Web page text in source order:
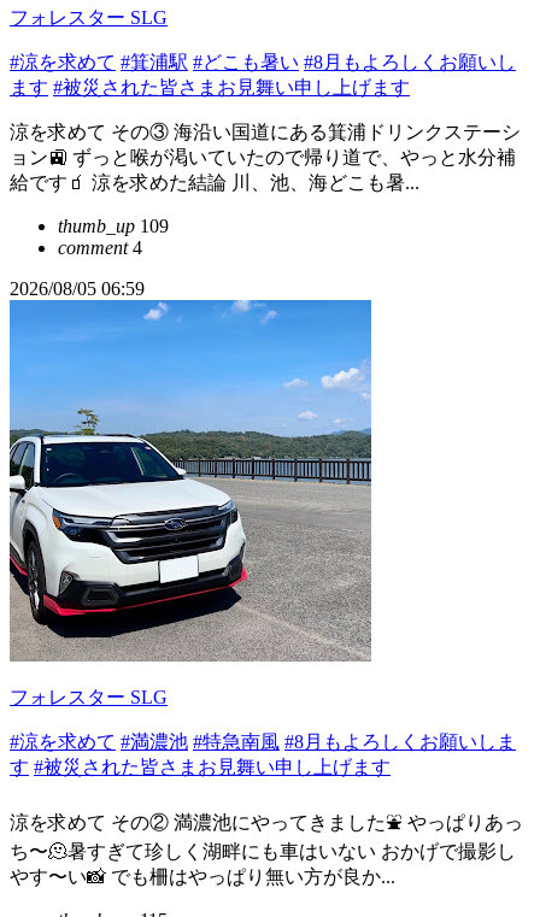
フォレスター SLG
#涼を求めて #箕浦駅 #どこも暑い #8月もよろしくお願いし
ます #被災された皆さまお見舞い申し上げます
涼を求めて その③ 海沿い国道にある箕浦ドリンクステーシ
ョン🚉 ずっと喉が渇いていたので帰り道で、やっと水分補
給です🧃 涼を求めた結論 川、池、海どこも暑...
thumb_up 109
comment4
2026/08/05 06:59
フォレスター SLG
#涼を求めて #満濃池 #特急南風 #8月もよろしくお願いしま
す #被災された皆さまお見舞い申し上げます
涼を求めて その② 満濃池にやってきました⛲️ やっぱりあっ
ち〜🫠暑すぎて珍しく湖畔にも車はいない おかげで撮影し
やす〜い📸 でも柵はやっぱり無い方が良か...